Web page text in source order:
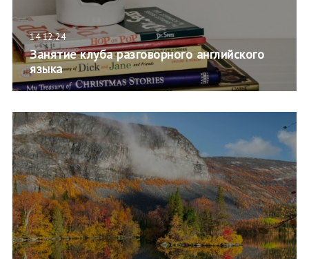
14.12.24
Занятие клуба разговорного английского
языка